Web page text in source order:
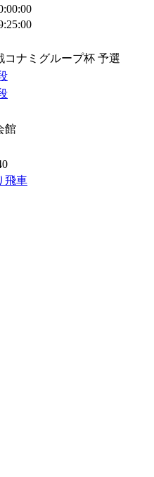
コナミグループ杯 予選
館
飛車